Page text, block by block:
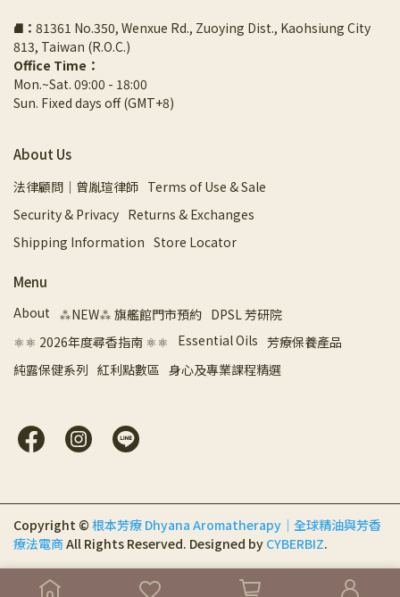
⛘ ： 81361 No.350, Wenxue Rd., Zuoying Dist., Kaohsiung City
813, Taiwan (R.O.C.)
Office Time：
Mon.~Sat. 09:00 - 18:00
Sun. Fixed days off (GMT+8)
About Us
法律顧問｜曾胤瑄律師 Terms of Use & Sale
Security & Privacy Returns & Exchanges
Shipping Information Store Locator
Menu
About ⁂NEW⁂ 旗艦館門市預約 DPSL 芳研院
⚛︎⚛︎ 2026年度尋香指南 ⚛︎⚛︎
Essential Oils 芳療保養產品
純露保健系列 紅利點數區 身心及專業課程精選
Copyright © 根本芳療 Dhyana Aromatherapy｜全球精油與芳香
療法電商All Rights Reserved. Designed by CYBERBIZ.